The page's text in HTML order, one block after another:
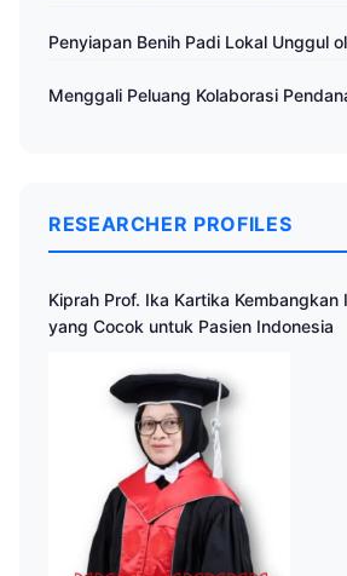
Penyiapan Benih Padi Lokal Unggul
Menggali Peluang Kolaborasi
RESEARCHER PROFILES
Kiprah Prof. Ika Kartika Kembangkan
yang Cocok untuk Pasien Indonesia